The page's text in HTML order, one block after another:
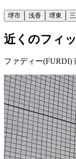
堺市 浅香 堺東
近くのフィ
ファディー(FURDI)